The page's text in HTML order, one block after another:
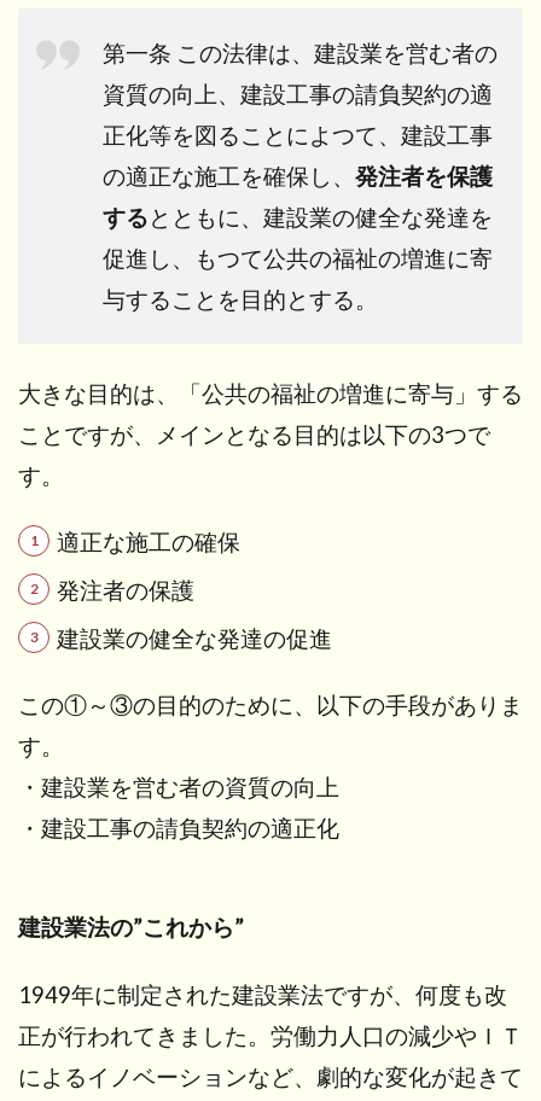
業の
種類
と
2つの
一式
工事
と
は？
まと
工事
と建
築業
内
工事
の例
6
さ
第一条 この法律は、建設業を営む者の
資質の向上、建設工事の請負契約の適
正化等を図ることによつて、建設工事
の適正な施工を確保し、 発注者を保護
するとともに、建設業の健全な発達を
促進し、もつて公共の福祉の増進に寄
与することを目的とする。
大きな目的は、「公共の福祉の増進に寄与」する
ことですが、メインとなる目的は以下の3つで
す。
適正な施工の確保
発注者の保護
建設業の健全な発達の促進
この①～③の目的のために、以下の手段がありま
す。
・建設業を営む者の資質の向上
・建設工事の請負契約の適正化
建設業法の”これから”
1949年に制定された建設業法ですが、何度も改
正が行われてきました。労働力人口の減少やＩＴ
によるイノベーションなど、劇的な変化が起きて